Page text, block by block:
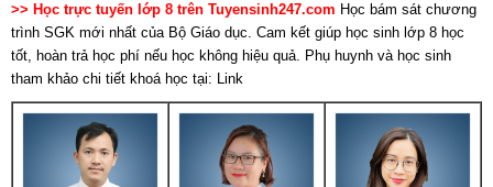
>> Học trực tuyến lớp 8 trên Tuyensinh247.com Học bám sát chương
trình SGK mới nhất của Bộ Giáo dục. Cam kết giúp học sinh lớp 8 học
tốt, hoàn trả học phí nếu học không hiệu quả. Phụ huynh và học sinh
tham khảo chi tiết khoá học tại: Link